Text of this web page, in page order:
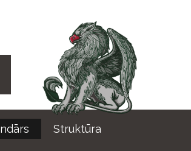
Struktūra